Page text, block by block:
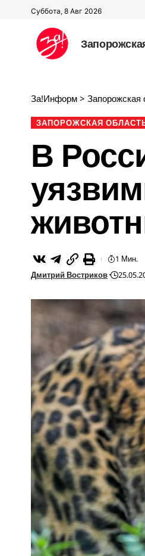
Суббота, 8 Авг 2026
За!Информ > Запорожская
ЗАПОРОЖСКАЯ
В
Дмитрий Востриков
1 Мин.